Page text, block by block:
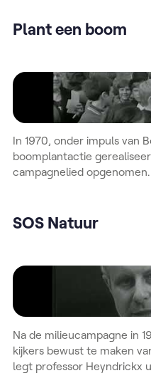
Plant een boom
Video
In 1970, onder impuls van
boomplantactie
campagnelied opgenomen.
SOS Natuur
Video
Na de milieucampagne in
kijkers bewust te maken
legt professor Heyndrickx